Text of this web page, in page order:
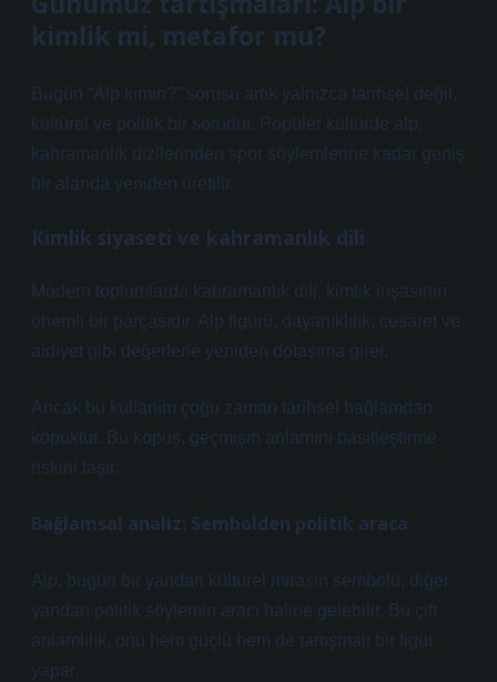
kimlik mi, metafor mu?
Bugün “Alp kimin?” sorusu artık yalnızca tarihsel değil,
kültürel ve politik bir sorudur. Popüler kültürde alp,
kahramanlık dizilerinden spor söylemlerine kadar geniş
bir alanda yeniden üretilir.
Kimlik siyaseti ve kahramanlık dili
Modern toplumlarda kahramanlık dili, kimlik inşasının
önemli bir parçasıdır. Alp figürü, dayanıklılık, cesaret ve
aidiyet gibi değerlerle yeniden dolaşıma girer.
Ancak bu kullanım çoğu zaman tarihsel bağlamdan
kopuktur. Bu kopuş, geçmişin anlamını basitleştirme
riskini taşır.
Bağlamsal analiz: Sembolden politik araca
Alp, bugün bir yandan kültürel mirasın sembolü, diğer
yandan politik söylemin aracı haline gelebilir. Bu çift
anlamlılık, onu hem güçlü hem de tartışmalı bir figür
yapar.